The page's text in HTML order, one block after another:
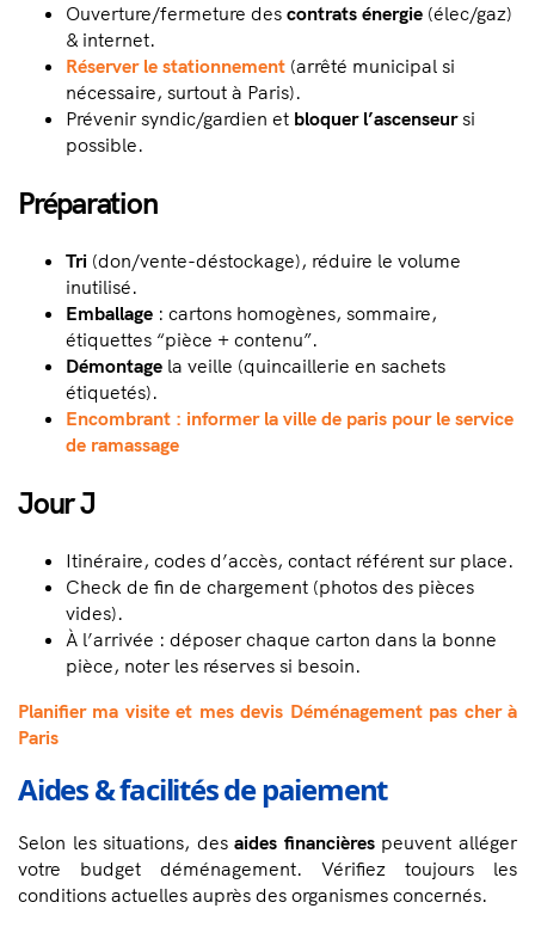
Ouverture/fermeture des contrats énergie (élec/gaz)
& internet.
Réserver le stationnement (arrêté municipal si
nécessaire, surtout à Paris).
Prévenir syndic/gardien et bloquer l’ascenseursi
possible.
Préparation
Tri (don/vente-déstockage), réduire le volume
inutilisé.
Emballage : cartons homogènes, sommaire,
étiquettes “pièce + contenu”.
Démontage la veille (quincaillerie en sachets
étiquetés).
Encombrant : informer la ville de paris pour le service
de ramassage
Jour J
Itinéraire, codes d’accès, contact référent sur place.
Check de fin de chargement (photos des pièces
vides).
À l’arrivée : déposer chaque carton dans la bonne
pièce, noter les réserves si besoin.
Planifier ma visite et mes devis Déménagement pas cher à
Paris
Aides & facilités de paiement
Selon les situations, desaides financièrespeuvent alléger
votre budget déménagement. Vérifiez toujours les
conditions actuelles auprès des organismes concernés.